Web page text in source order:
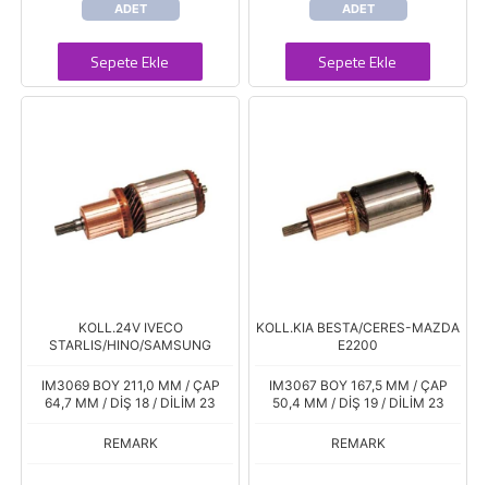
ADET
Sepete Ekle
ADET
Sepete Ekle
KOLL.24V IVECO
STARLIS/HINO/SAMSUNG
IM3069 BOY 211,0 MM / ÇAP
64,7 MM / DİŞ 18 / DİLİM 23
REMARK
KOLL.KIA BESTA/CERES-MAZDA
E2200
IM3067 BOY 167,5 MM / ÇAP
50,4 MM / DİŞ 19 / DİLİM 23
REMARK